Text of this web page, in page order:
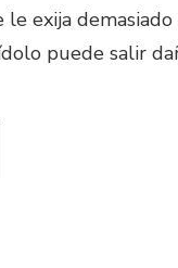
exija demasiado
puede salir